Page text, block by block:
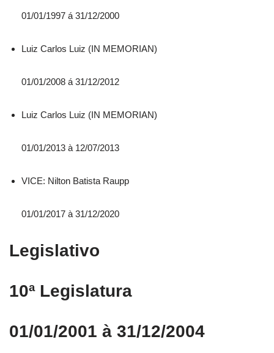
01/01/1997 á 31/12/2000
Luiz Carlos Luiz (IN MEMORIAN)
01/01/2008 á 31/12/2012
Luiz Carlos Luiz (IN MEMORIAN)
01/01/2013 à 12/07/2013
VICE: Nilton Batista Raupp
01/01/2017 à 31/12/2020
Legislativo
10ª Legislatura
01/01/2001 à 31/12/2004